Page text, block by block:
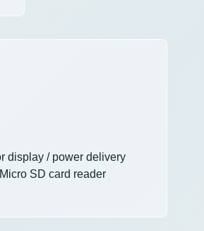
display / power delivery
SD card reader